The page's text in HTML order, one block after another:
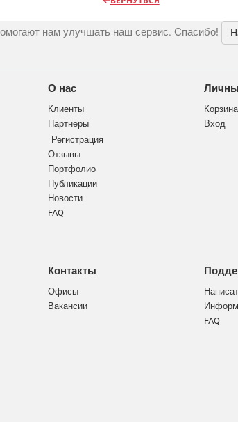
нам улучшать наш сервис. Спасибо!
О нас
Клиенты
Партнеры
Регистрация
Отзывы
Портфолио
Публикации
Новости
FAQ
Контакты
Офисы
Вакансии
Корзина
Вход
FAQ